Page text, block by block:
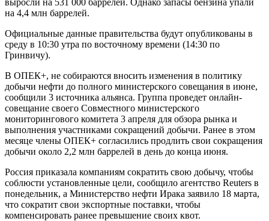
на 4,4 млн баррелей.
Официальные данные правительства будут опубликованы в
среду в 10:30 утра по восточному времени (14:30 по
Гринвичу).
В ОПЕК+, не собираются вносить изменения в политику
добычи нефти до полного министерского совещания в июне,
сообщили 3 источника альянса. Группа проведет онлайн-
совещание своего Совместного министерского
мониторингового комитета 3 апреля для обзора рынка и
выполнения участниками сокращений добычи. Ранее в этом
месяце члены ОПЕК+ согласились продлить свои сокращения
добычи около 2,2 млн баррелей в день до конца июня.
Россия приказала компаниям сократить свою добычу, чтобы
соблюсти установленные цели, сообщило агентство Reuters в
понедельник, а Министерство нефти Ирака заявило 18 марта,
что сократит свои экспортные поставки, чтобы
компенсировать ранее превышение своих квот.